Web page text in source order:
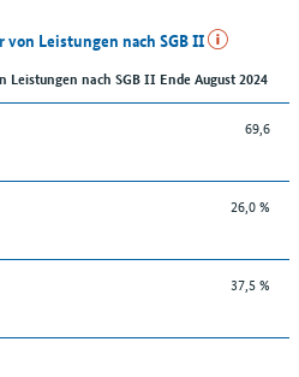
Leistungen nach SGB II
nach SGB II Ende August 2024
69,6
26,0 %
37,5 %